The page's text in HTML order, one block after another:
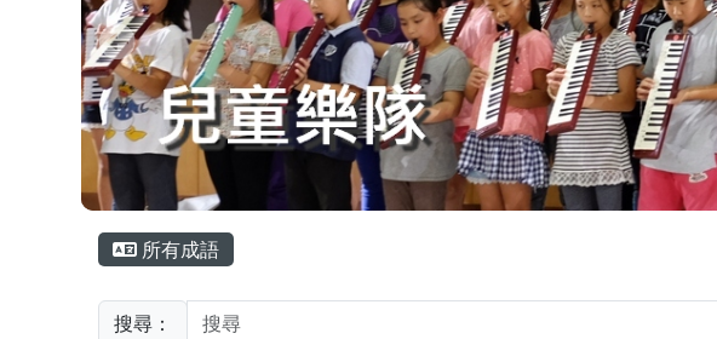
主內容區域
所有成語
搜尋：
頁尾區域